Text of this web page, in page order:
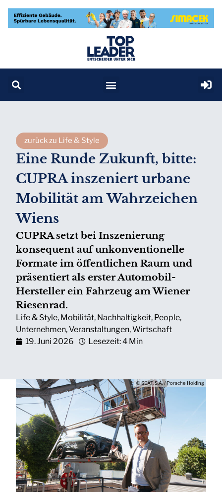
zurück zu Life & Style
Eine Runde Zukunft, bitte:
CUPRA inszeniert urbane
Mobilität am Wahrzeichen
Wiens
CUPRA setzt bei Inszenierung
konsequent auf unkonventionelle
Formate im öffentlichen Raum und
präsentiert als erster Automobil-
Hersteller ein Fahrzeug am Wiener
Riesenrad.
Life & Style, Mobilität, Nachhaltigkeit, People,
Unternehmen,Veranstaltungen,Wirtschaft
19. Juni 2026
Lesezeit: 4 Min
© SEAT, S.A. / Porsche Holding